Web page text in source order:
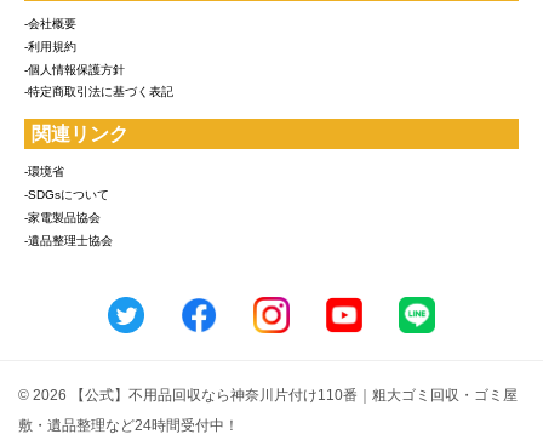
-会社概要
-利用規約
-個人情報保護方針
-特定商取引法に基づく表記
関連リンク
-環境省
-SDGsについて
-家電製品協会
-遺品整理士協会
© 2026 【公式】不用品回収なら神奈川片付け110番｜粗大ゴミ回収・ゴミ屋
敷・遺品整理など24時間受付中！